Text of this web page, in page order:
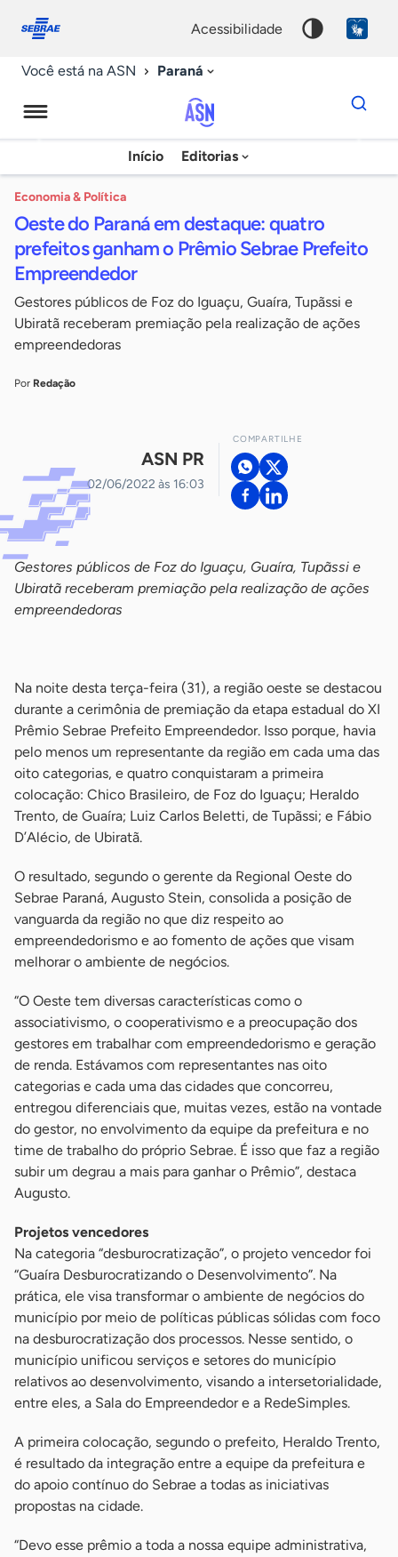
conosco
acessibilidade
Você está na ASN Paraná
Agência
Sebrae
Notícias
Início Editorias
Dados
para
chave
Economia & Política
Oeste do Paraná em destaque: quatro
prefeitos ganham o Prêmio Sebrae Prefeito
Empreendedor
Gestores públicos de Foz do Iguaçu, Guaíra, Tupãssi e
Ubiratã receberam premiação pela realização de ações
empreendedoras
Por Redação
ASN PR
02/06/2022 às 16:03
COMPARTILHE
Gestores públicos de Foz do Iguaçu, Guaíra, Tupãssi e
Ubiratã receberam premiação pela realização de ações
empreendedoras
Na noite desta terça-feira (31), a região oeste se destacou
durante a cerimônia de premiação da etapa estadual do XI
Prêmio Sebrae Prefeito Empreendedor. Isso porque, havia
pelo menos um representante da região em cada uma das
oito categorias, e quatro conquistaram a primeira
colocação: Chico Brasileiro, de Foz do Iguaçu; Heraldo
Trento, de Guaíra; Luiz Carlos Beletti, de Tupãssi; e Fábio
D’Alécio, de Ubiratã.
O resultado, segundo o gerente da Regional Oeste do
Sebrae Paraná, Augusto Stein, consolida a posição de
vanguarda da região no que diz respeito ao
empreendedorismo e ao fomento de ações que visam
melhorar o ambiente de negócios.
“O Oeste tem diversas características como o
associativismo, o cooperativismo e a preocupação dos
gestores em trabalhar com empreendedorismo e geração
de renda. Estávamos com representantes nas oito
categorias e cada uma das cidades que concorreu,
entregou diferenciais que, muitas vezes, estão na vontade
do gestor, no envolvimento da equipe da prefeitura e no
time de trabalho do próprio Sebrae. É isso que faz a região
subir um degrau a mais para ganhar o Prêmio”, destaca
Augusto.
Projetos vencedores
Na categoria “desburocratização”, o projeto vencedor foi
“Guaíra Desburocratizando o Desenvolvimento”. Na
prática, ele visa transformar o ambiente de negócios do
município por meio de políticas públicas sólidas com foco
na desburocratização dos processos. Nesse sentido, o
município unificou serviços e setores do município
relativos ao desenvolvimento, visando a intersetorialidade,
entre eles, a Sala do Empreendedor e a RedeSimples.
A primeira colocação, segundo o prefeito, Heraldo Trento,
é resultado da integração entre a equipe da prefeitura e
do apoio contínuo do Sebrae a todas as iniciativas
propostas na cidade.
“Devo esse prêmio a toda a nossa equipe administrativa,